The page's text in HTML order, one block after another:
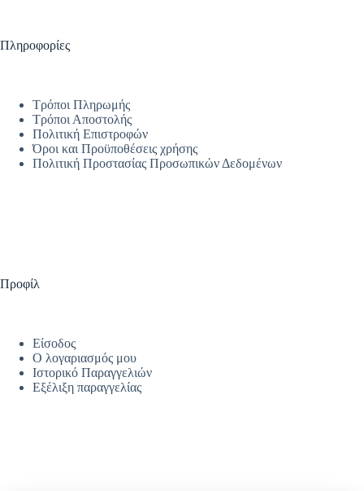
Πληροφορίες
Τρόποι Πληρωμής
Τρόποι Αποστολής
Πολιτική Επιστροφών
Όροι και Προϋποθέσεις χρήσης
Πολιτική Προστασίας Προσωπικών Δεδομένων
Προφίλ
Είσοδος
Ο λογαριασμός μου
Ιστορικό Παραγγελιών
Εξέλιξη παραγγελίας